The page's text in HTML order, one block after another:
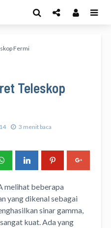
Fermi
Teleskop
3 menit baca
melihat beberapa
yang dikenal sebagai
sinar gamma,
kuat. Ada yang